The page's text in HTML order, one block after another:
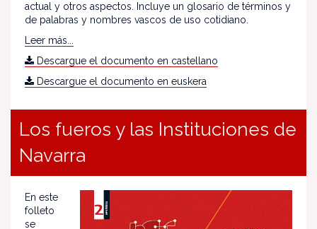
actual y otros aspectos. Incluye un glosario de términos y
de palabras y nombres vascos de uso cotidiano.
Leer más...
Descargue el documento en castellano
Descargue el documento en euskera
Los fueros y las Instituciones de
Navarra
En este
folleto
se